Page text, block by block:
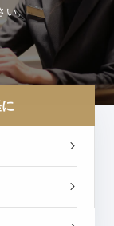
い。